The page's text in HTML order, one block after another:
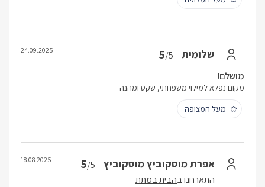
שלומית 5/5
24.09.2025
מושלם!
מקום נפלא למילוי משפחתי, שקט ומהנה
מעל המצופה
אפרת מוסקוביץ מוסקוביץ 5/5
התארחנו בהבית במתת
18.08.2025